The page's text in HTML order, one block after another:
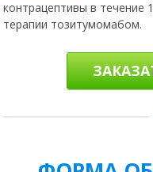
введение препарата.
беременности. Кроме
терапии тозитумомабом.